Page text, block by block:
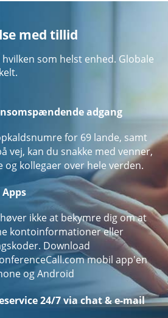
med tillid
som helst enhed. Globale
adgang
for 69 lande, samt
vej, kan du snakke med venner,
og kollegaer over hele verden.
ikke at bekymre dig om at
kontoinformationer eller
Download
mobil app'en
og Android
24/7 via chat & e-mail